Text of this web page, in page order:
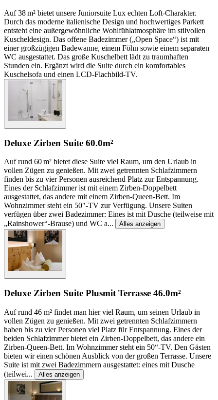
Auf 38 m² bietet unsere Juniorsuite Lux echten Loft-Charakter.
Durch das moderne italienische Design und hochwertiges Parkett
entsteht eine außergewöhnliche Wohlfühlatmosphäre im stilvollen
Kuscheldesign. Das offene Badezimmer („Open Space“) ist mit
einer großzügigen Badewanne, einem Föhn sowie einem separaten
WC ausgestattet. Das große Kuschelbett lädt zu traumhaften
Stunden ein. Ergänzt wird die Suite durch ein komfortables
Kuschelsofa und einen LCD-Flachbild-TV.
Deluxe Zirben Suite 60.0m²
Auf rund 60 m² bietet diese Suite viel Raum, um den Urlaub in
vollen Zügen zu genießen. Mit zwei getrennten Schlafzimmern
finden bis zu vier Personen ausreichend Platz zur Entspannung.
Eines der Schlafzimmer ist mit einem Zirben-Doppelbett
ausgestattet, das andere mit einem Zirben-Queen-Bett. Im
Wohnzimmer steht ein 50″-TV zur Verfügung. Unsere Suiten
verfügen über zwei Badezimmer: Eines ist mit Dusche (teilweise mit
„Rainshower“-Brause) und WC a... Alles anzeigen
Deluxe Zirben Suite Plusmit Terrasse 46.0m²
Auf rund 46 m² findet man hier viel Raum, um seinen Urlaub in
vollen Zügen zu genießen. Mit zwei getrennten Schlafzimmern
haben bis zu vier Personen viel Platz für Entspannung. Eines der
beiden Schlafzimmer bietet ein Zirben-Doppelbett, das andere ein
Zirben-Queen-Bett. Im Wohnzimmer steht ein 50“-TV. Den Gästen
bieten wir einen schönen Ausblick von der großen Terrasse. Unsere
Suite ist mit zwei Badezimmern ausgestattet: eines mit Dusche
(teilwei... Alles anzeigen